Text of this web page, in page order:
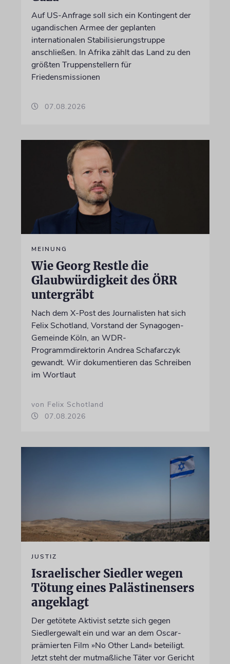
Auf US-Anfrage soll sich ein Kontingent der
ugandischen Armee der geplanten
internationalen Stabilisierungstruppe
anschließen. In Afrika zählt das Land zu den
größten Truppenstellern für
Friedensmissionen
07.08.2026
MEINUNG
Wie Georg Restle die
Glaubwürdigkeit des ÖRR
untergräbt
Nach dem X-Post des Journalisten hat sich
Felix Schotland, Vorstand der Synagogen-
Gemeinde Köln, an WDR-
Programmdirektorin Andrea Schafarczyk
gewandt. Wir dokumentieren das Schreiben
im Wortlaut
von Felix Schotland
07.08.2026
JUSTIZ
Israelischer Siedler wegen
Tötung eines Palästinensers
angeklagt
Der getötete Aktivist setzte sich gegen
Siedlergewalt ein und war an dem Oscar-
prämierten Film »No Other Land« beteiligt.
Jetzt steht der mutmaßliche Täter vor Gericht